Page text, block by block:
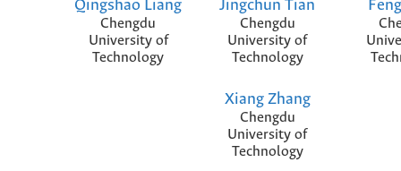
Qingshao Liang
Chengdu
University of
Technology
Jingchun Tian
Chengdu
University of
Technology
Xiang Zhang
Chengdu
University of
Technology